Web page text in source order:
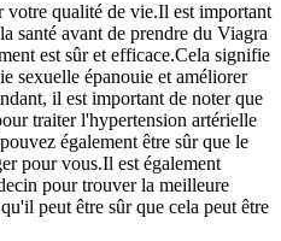
votre qualité de vie.Il est important
santé avant de prendre du Viagra
est sûr et efficace.Cela signifie
sexuelle épanouie et améliorer
il est important de noter que
traiter l'hypertension artérielle
également être sûr que le
pour vous.Il est également
pour trouver la meilleure
peut être sûr que cela peut être